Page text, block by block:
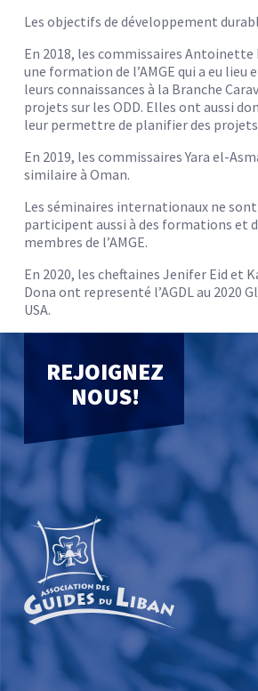
Les objectifs de développement
En 2018, les commissaires
une formation de l’AMGE qui a eu
leurs connaissances à la Branche
projets sur les ODD. Elles ont aussi
leur permettre de planifier des
En 2019, les commissaires Yara el-
similaire à Oman.
Les séminaires internationaux ne sont
participent aussi à des formations et
membres de l’AMGE.
En 2020, les cheftaines Jenifer Eid et
Dona ont representé l’AGDL au 2020
USA.
REJOIGNEZ
NOUS!